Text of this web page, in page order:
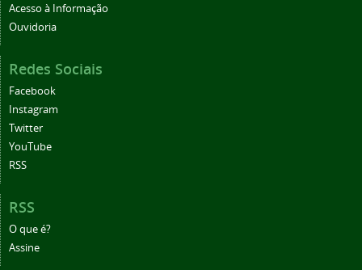
Acesso à Informação
Ouvidoria
Redes Sociais
Facebook
Instagram
Twitter
YouTube
RSS
RSS
O que é?
Assine